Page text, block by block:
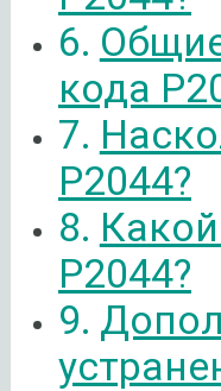
кода
P2044?
P2044?